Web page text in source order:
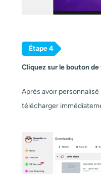
Étape 4
Cliquez sur le bouton
Après avoir
télécharger